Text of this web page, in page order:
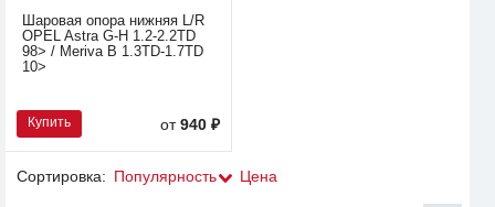
Шаровая опора нижняя L/R
OPEL Astra G-H 1.2-2.2TD
98> / Meriva B 1.3TD-1.7TD
10>
Купить от940 ₽
Сортировка: Популярность Цена